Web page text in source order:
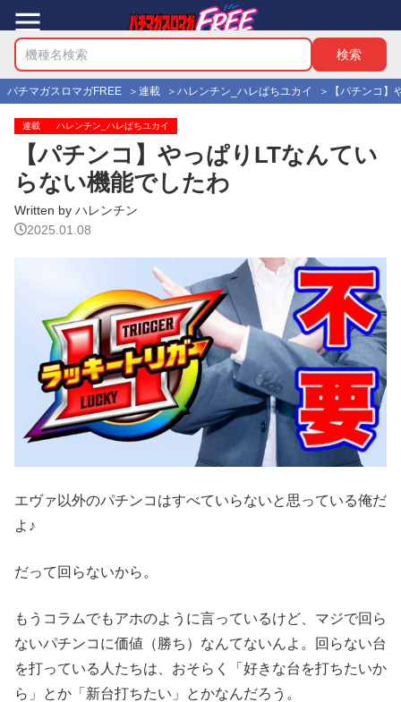
パチマガスロマガFREE 連載 ハレンチン_ハレぱちユカイ 【パチンコ
連載 ハレンチン_ハレぱちユカイ
【パチンコ】やっぱりLTなんてい
らない機能でしたわ
Written by ハレンチン
2025.01.08
エヴァ以外のパチンコはすべていらないと思っている俺だ
よ♪
だって回らないから。
もうコラムでもアホのように言っているけど、マジで回ら
ないパチンコに価値（勝ち）なんてないんよ。回らない台
を打っている人たちは、おそらく「好きな台を打ちたいか
ら」とか「新台打ちたい」とかなんだろう。